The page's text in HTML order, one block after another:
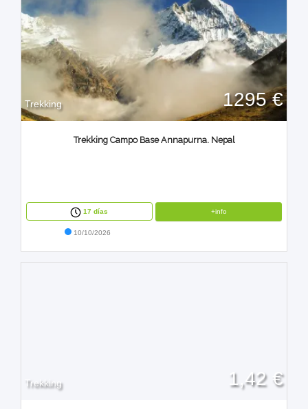
Trekking 1295 €
Trekking Campo Base Annapurna. Nepal
17 días +info
10/10/2026
Trekking 1,42 €